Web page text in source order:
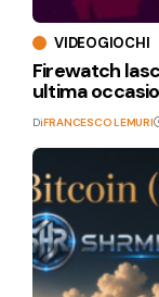
VIDEOGIOCHI
Firewatch
ultima
DiFRANCESCO LEMURI